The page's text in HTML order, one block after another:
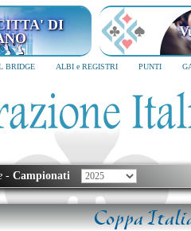
DI
BRIDGE ALBI e REGISTRI PUNTI
- Campionati
Coppa